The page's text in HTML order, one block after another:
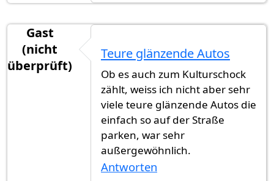
Gast
(nicht
überprüft)
Teure glänzende Autos
Ob es auch zum Kulturschock
zählt, weiss ich nicht aber sehr
viele teure glänzende Autos die
einfach so auf der Straße
parken, war sehr
außergewöhnlich.
Antworten